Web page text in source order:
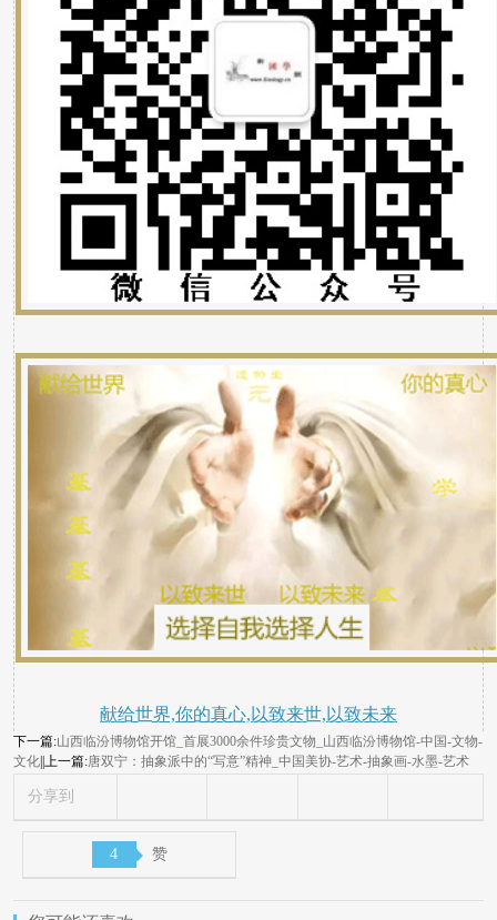
献给世界,你的真心,以致来世,以致未来
下一篇:山西临汾博物馆开馆_首展3000余件珍贵文物_山西临汾博物馆-中国-文物-
文化 ||上一篇:唐双宁：抽象派中的“写意”精神_中国美协-艺术-抽象画-水墨-艺术
分享到
4 赞